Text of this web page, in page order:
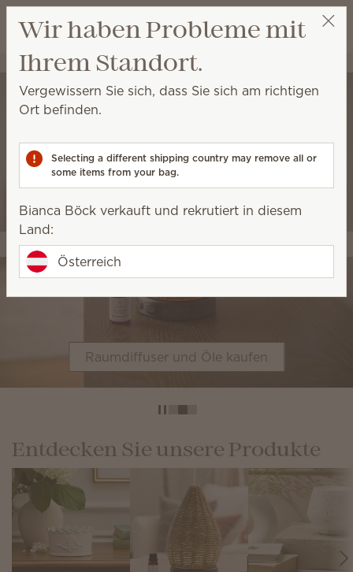
Wunschliste
Warenkorb
Bianca Böck Einen Prämien-Link anfordern
Raumdiffuser und Öle kaufen
Entdecken Sie unsere Produkte
Wir haben Probleme mit
Ihrem Standort.
Vergewissern Sie sich, dass Sie sich am richtigen
Ort befinden.
Selecting a different shipping country may remove all or
some items from your bag.
Bianca Böck verkauft und rekrutiert in diesem
Land:
Österreich